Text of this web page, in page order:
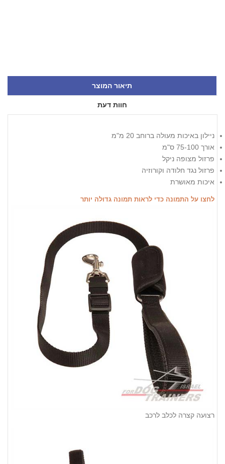
תיאור המוצר
חוות דעת
ניילון באיכות מעולה ברוחב 20 מ"מ
אורך 75-100 ס"מ
פרזול מצופה ניקל
פרזול נגד חלודה וקורוזיה
איכות מאושרת
לחצו על התמונה כדי לראות תמונה גדולה יותר
רצועה קצרה לכלב לרכב